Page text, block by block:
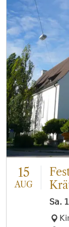
15
AUG
Sa.